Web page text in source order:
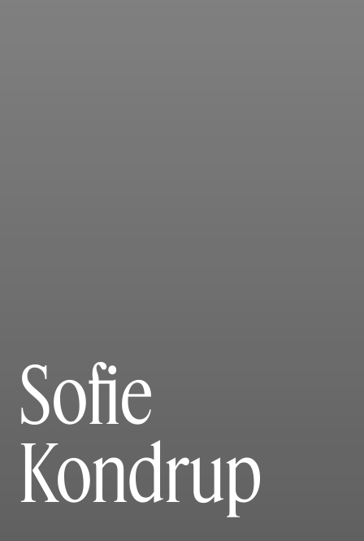
Sofie
Kondrup